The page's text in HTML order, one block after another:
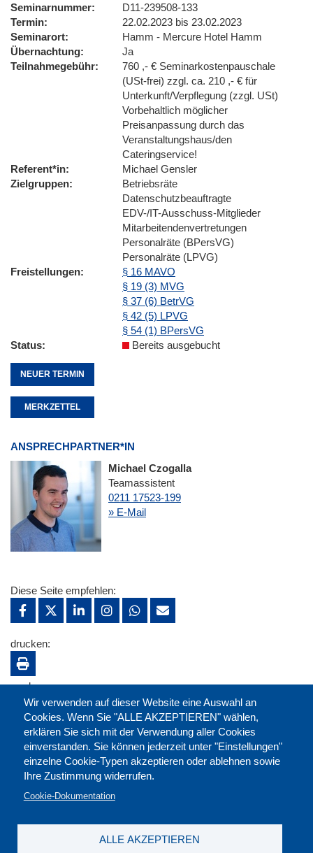
Seminarnummer
D11-239508-133
Termin
22.02.2023 bis 23.02.2023
Seminarort
Hamm - Mercure Hotel Hamm
Übernachtung
Ja
Teilnahmegebühr
760 ,- € Seminarkostenpauschale
(USt-frei) zzgl. ca. 210 ,- € für
Unterkunft/Verpflegung (zzgl. USt)
Vorbehaltlich möglicher
Preisanpassung durch das
Veranstaltungshaus/den
Cateringservice!
Referent*in
Michael Gensler
Zielgruppen
Betriebsräte
Datenschutzbeauftragte
EDV-/IT-Ausschuss-Mitglieder
Mitarbeitendenvertretungen
Personalräte (BPersVG)
Personalräte (LPVG)
Freistellungen
§ 16 MAVO
§ 19 (3) MVG
§ 37 (6) BetrVG
§ 42 (5) LPVG
§ 54 (1) BPersVG
Status
Bereits ausgebucht
NEUER TERMIN
MERKZETTEL
ANSPRECHPARTNER*IN
Michael Czogalla
Teamassistent
0211 17523-199
» E-Mail
Wir verwenden auf dieser Website eine Auswahl an
Cookies. Wenn Sie "ALLE AKZEPTIEREN" wählen,
erklären Sie sich mit der Verwendung aller Cookies
einverstanden. Sie können jederzeit unter "Einstellungen"
einzelne Cookie-Typen akzeptieren oder ablehnen sowie
Ihre Zustimmung widerrufen.
Cookie-Dokumentation
ALLE AKZEPTIEREN
Diese Seite empfehlen:
drucken:
merken: